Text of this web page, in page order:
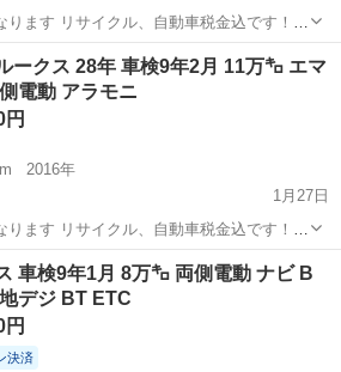
ます リサイクル、自動車税金込です！
を守れない、調べれば分かることやくだ
される方はコメント、連絡してこないでく
ブロッ...
ティアナ ドラレコ
ークス 28年 車検9年2月 11万㌔ エマ
電動 アラモニ
2016年
1月27日
ます リサイクル、自動車税金込です！
を守れない、調べれば分かることやくだ
れる方はコメント、連絡してこないでく
ロッ...
デイズ 車両
車検9年1月 8万㌔ 両側電動 ナビ B
デジ BT ETC
決済